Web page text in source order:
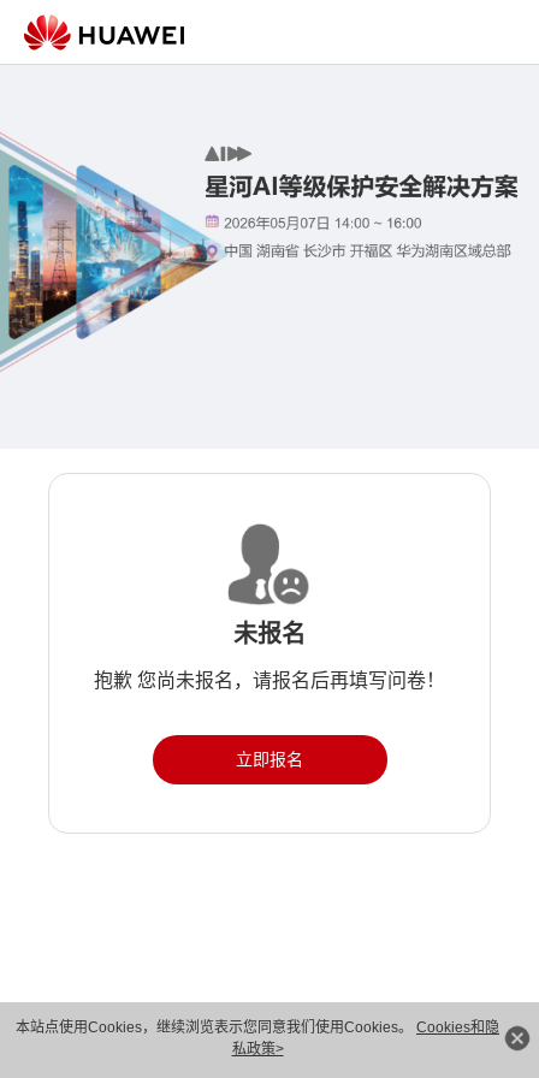
本站点使用Cookies，继续浏览表示您同意我们使用Cookies。 Cookies和隐
私政策>
未报名
抱歉 您尚未报名，请报名后再填写问卷！
立即报名
版权所有 © 华为技术有限公司 1998-2026。 保留一切权利。粤A2-20044005号
隐私保护
法律声明